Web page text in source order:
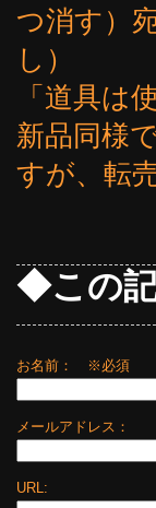
つ消す）
し）
「道具は
新品同様
すが、転
◆この記
お名前： ※必須
メールアドレス：
URL: